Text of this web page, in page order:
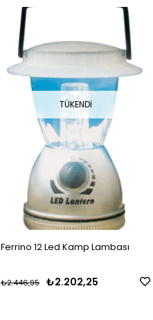
TÜKENDI
Ferrino 12 Led Kamp Lambası
₺2.202,25
₺2.446,95